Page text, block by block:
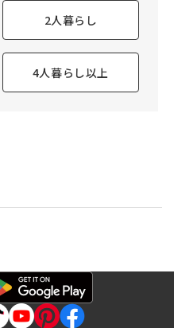
2人暮らし
4人暮らし以上